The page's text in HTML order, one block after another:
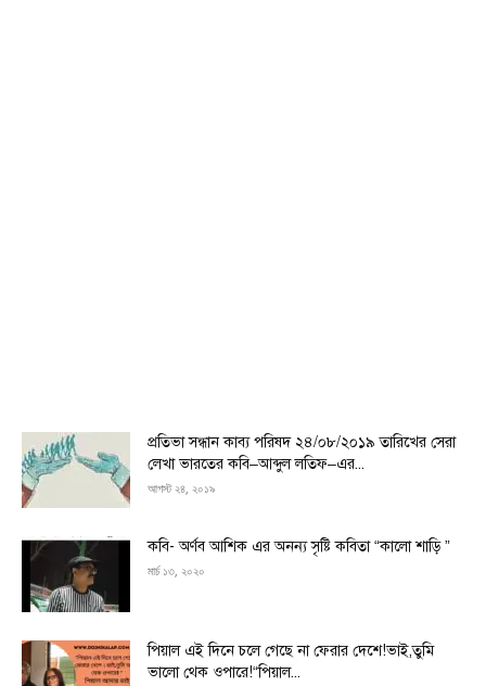
প্রতিভা সন্ধান কাব্য পরিষদ ২৪/০৮/২০১৯ তারিখের সেরা
লেখা ভারতের কবি–আব্দুল লতিফ–এর...
আগস্ট ২৪, ২০১৯
কবি- অর্ণব আশিক এর অনন্য সৃষ্টি কবিতা “কালো শাড়ি ”
মার্চ ১৩, ২০২০
পিয়াল এই দিনে চলে গেছে না ফেরার দেশে!ভাই,তুমি
ভালো থেক ওপারে!“পিয়াল...